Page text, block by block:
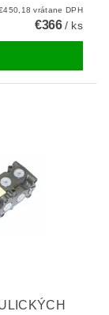
€450,18 vrátane DPH
€366/ ks